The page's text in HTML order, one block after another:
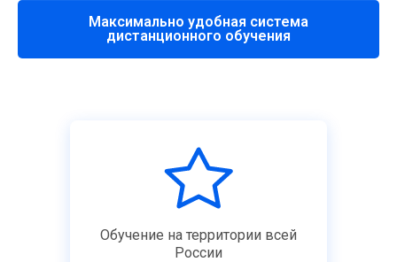
Максимально удобная система
дистанционного обучения
Обучение на территории всей
России